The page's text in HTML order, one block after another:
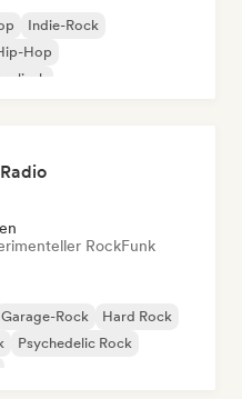
Indie-Rock
Hop
RockFunk
Garage-Rock
Hard Rock
Psychedelic Rock